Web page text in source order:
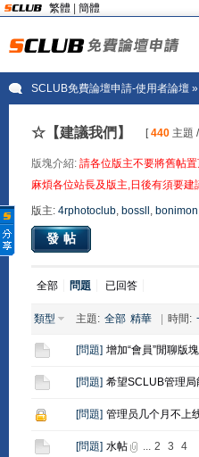
繁體 簡體
SCLUB免費論壇申請-使用者論壇»
☆【建議我們】 [440主題
版塊介紹: 請各位版主不要將舊帖
麻煩各位站長及版主,日後有須要
版主: 4rphotoclub, bossll , bonimon
發帖
全部 問題 已回答
類型 主題: 全部 精華 時間:
[問題] 增加“會員”閒聊版塊
[問題] 希望SCLUB管理
[問題] 管理员几个月不上
[問題] 水帖 ... 2 3 4